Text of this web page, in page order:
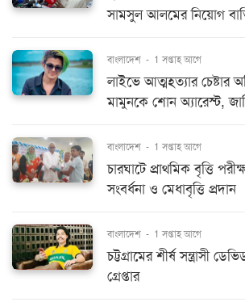
সামসুল আলমের নিয়োগ
বাংলাদেশ - 1 সপ্তাহ আগে
লাইভে আত্মহত্যার চেষ্টার
মামুনকে শোন অ্যারেস্ট,
বাংলাদেশ - 1 সপ্তাহ আগে
চারঘাটে প্রাথমিক বৃত্তি
সংবর্ধনা ও মেধাবৃত্তি প্রদান
বাংলাদেশ - 1 সপ্তাহ আগে
চট্টগ্রামের শীর্ষ সন্ত্রাসী
গ্রেপ্তার